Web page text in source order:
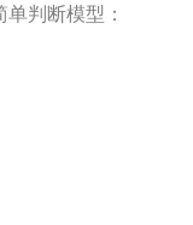
判断模型：